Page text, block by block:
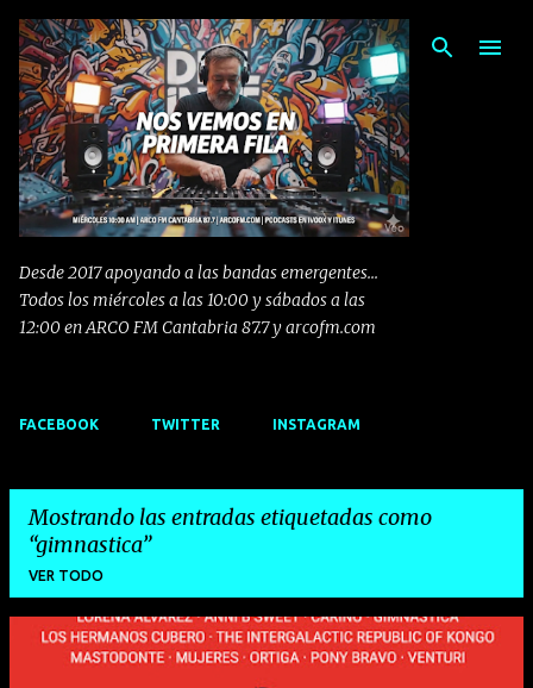
Ir al contenido principal
Desde 2017 apoyando a las bandas emergentes...
Todos los miércoles a las 10:00 y sábados a las
12:00 en ARCO FM Cantabria 87.7 y arcofm.com
FACEBOOK TWITTER INSTAGRAM
Mostrando las entradas etiquetadas como
gimnastica
VER TODO